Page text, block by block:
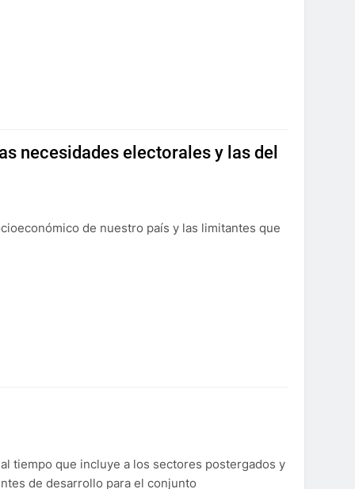
necesidades electorales y las del
de nuestro país y las limitantes que
tiempo que incluye a los sectores postergados y
de desarrollo para el conjunto